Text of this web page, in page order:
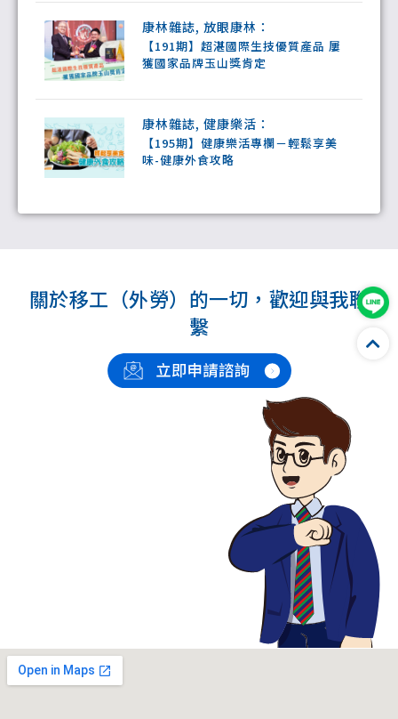
康林雜誌,放眼康林 ：
【191期】超湛國際生技優質產品 屢
獲國家品牌玉山獎肯定
康林雜誌,健康樂活 ：
【195期】健康樂活專欄－輕鬆享美
味-健康外食攻略
關於移⼯（外勞）的⼀切，歡迎與我聯
繫